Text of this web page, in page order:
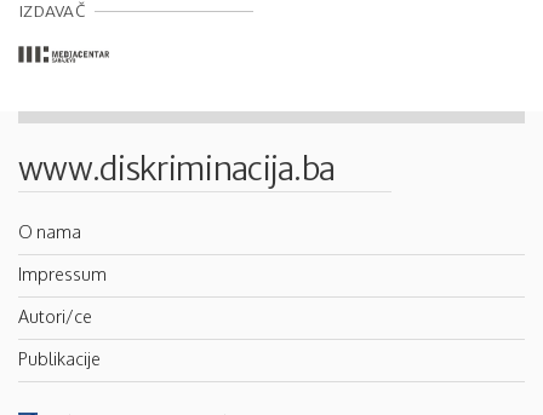
IZDAVAČ
www.diskriminacija.ba
O nama
Impressum
Autori/ce
Publikacije